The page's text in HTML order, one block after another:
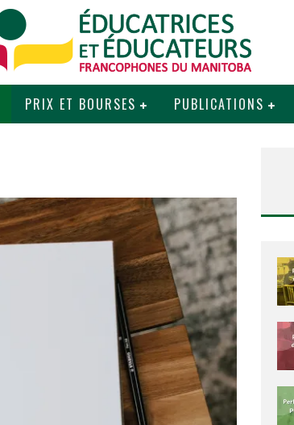
PRIX ET BOURSES PUBLICATIONS